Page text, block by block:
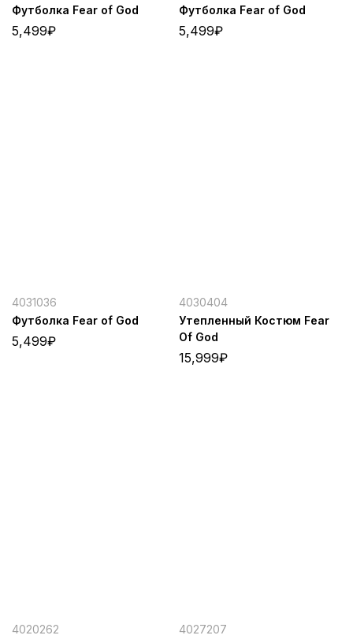
Футболка Fear of God
5,499₽
Футболка Fear of God
5,499₽
4031036
Футболка Fear of God
5,499₽
4030404
Утепленный Костюм Fear
Of God
15,999₽
4020262
4027207